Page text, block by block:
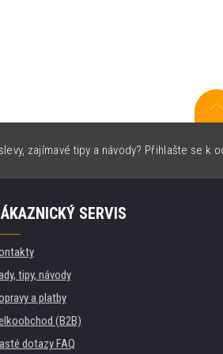
zajímavé tipy a návody? Přihlašte se k
SERVIS
tipy, návody
a platby
(B2B)
dotazy FAQ